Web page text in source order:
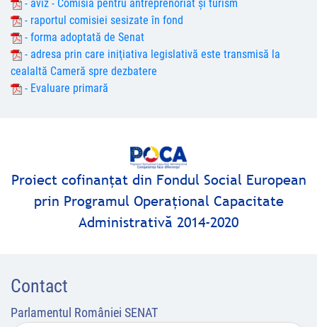
- aviz - Comisia pentru antreprenoriat și turism
- raportul comisiei sesizate în fond
- forma adoptată de Senat
- adresa prin care iniţiativa legislativă este transmisă la
cealaltă Cameră spre dezbatere
- Evaluare primară
Proiect cofinanţat din Fondul Social European
prin Programul Operaţional Capacitate
Administrativă 2014-2020
Contact
Parlamentul României SENAT